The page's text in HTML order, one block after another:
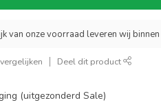
van onze voorraad leveren wij
Deel dit product
(uitgezonderd Sale)